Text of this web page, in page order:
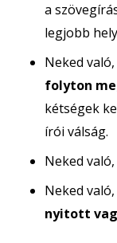
a
legjobb
Neked
folyton
kétségek
írói válság.
Neked
Neked
nyitott